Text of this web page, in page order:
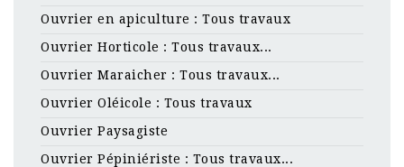
Ouvrier en apiculture : Tous travaux
Ouvrier Horticole : Tous travaux...
Ouvrier Maraicher : Tous travaux...
Ouvrier Oléicole : Tous travaux
Ouvrier Paysagiste
Ouvrier Pépiniériste : Tous travaux...